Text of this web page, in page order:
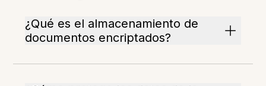
¿Qué es el almacenamiento de
documentos encriptados?